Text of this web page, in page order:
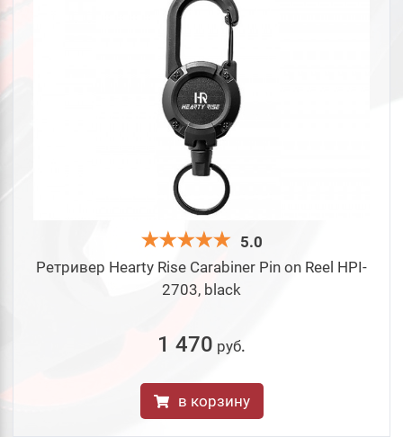
5.0
Ретривер Hearty Rise Carabiner Pin on Reel HPI-
2703, black
1 470 руб.
в корзину